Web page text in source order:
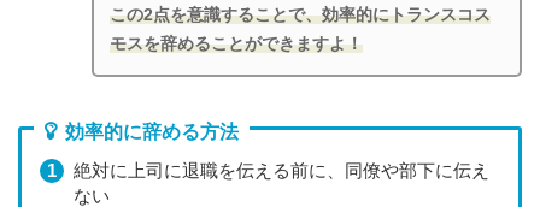
この2点を意識することで、効率的にトランスコス
モスを辞めることができますよ！
効率的に辞める方法
絶対に上司に退職を伝える前に、同僚や部下に伝え
ない